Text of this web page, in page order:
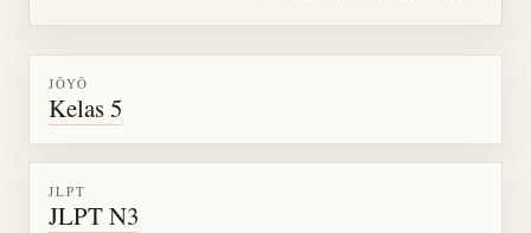
JŌYŌ
Kelas 5
JLPT
JLPT N3